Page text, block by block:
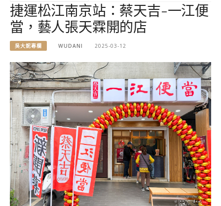
捷運松江南京站：蔡天吉-一江便
當，藝人張天霖開的店
吳大妮專欄 WUDANI 2025-03-12